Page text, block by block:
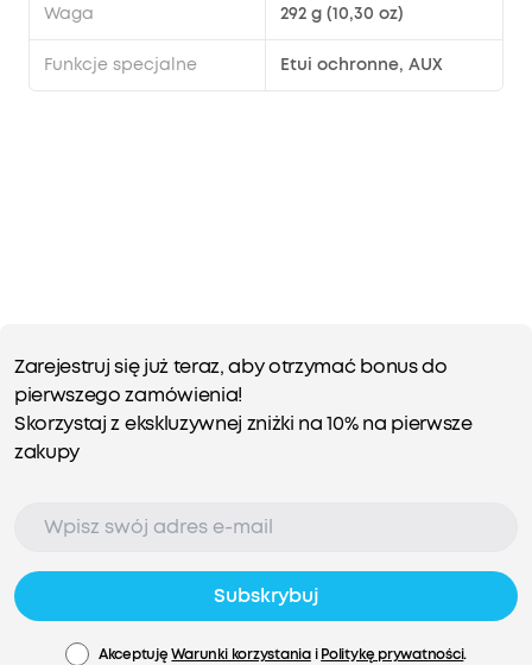
Waga 292 g (10,30 oz)
Funkcje specjalne Etui ochronne, AUX
Zarejestruj się już teraz, aby otrzymać bonus do
pierwszego zamówienia!
Skorzystaj z ekskluzywnej zniżki na 10% na pierwsze
zakupy
Subskrybuj
AkceptujęWarunki korzystaniaiPolitykę prywatności.